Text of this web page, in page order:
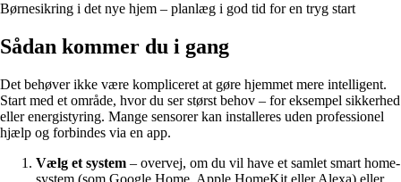
Børnesikring i det nye hjem – planlæg i god tid for en tryg start
Sådan kommer du i gang
Det behøver ikke være kompliceret at gøre hjemmet mere intelligent.
Start med et område, hvor du ser størst behov – for eksempel sikkerhed
eller energistyring. Mange sensorer kan installeres uden professionel
hjælp og forbindes via en app.
Vælg et system – overvej, om du vil have et samlet smart home-
system (som Google Home, Apple HomeKit eller Alexa) eller